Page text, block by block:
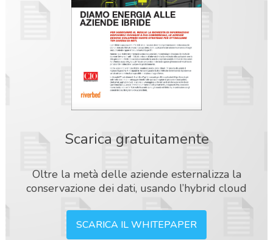
Scarica gratuitamente
Oltre la metà delle aziende esternalizza la
conservazione dei dati, usando l’hybrid cloud
SCARICA IL WHITEPAPER